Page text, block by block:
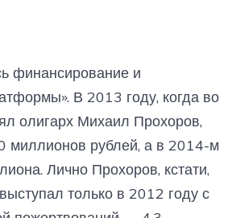
финансирование и
В 2013 году, когда во
олигарх Михаил Прохоров,
миллионов рублей, а в 2014-м
Лично Прохоров, кстати,
только в 2012 году с